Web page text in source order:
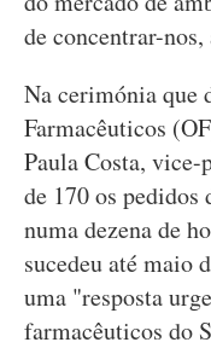
de concentrar-
Na cerimónia que
Farmacêuticos
Paula Costa, vice-
de 170 os pedidos
numa dezena de
sucedeu até maio
uma "resposta
farmacêuticos do